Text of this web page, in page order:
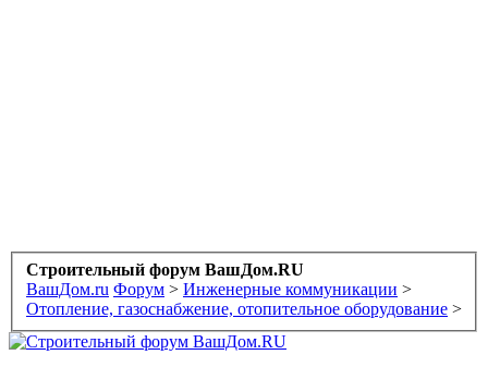
Строительный форум ВашДом.RU
ВашДом.ru Форум > Инженерные коммуникации >
Отопление, газоснабжение, отопительное оборудование >